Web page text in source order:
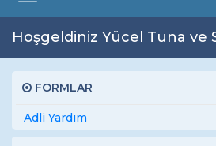
Hoşgeldiniz Yücel Tuna ve
FORMLAR
Adli Yardım